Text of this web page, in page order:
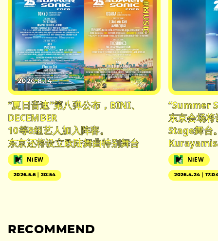
#MUSIC
2026.8.14
“夏日音速”第八弹公布，BINI、
DECEMBER
10等8组艺人加入阵容。
东京还将设立欧陆舞曲特别舞台
NiEW
2026.5.6｜20:54
“Summer
东京会场
Stage舞台
NiEW
2026.4.24｜
RECOMMEND